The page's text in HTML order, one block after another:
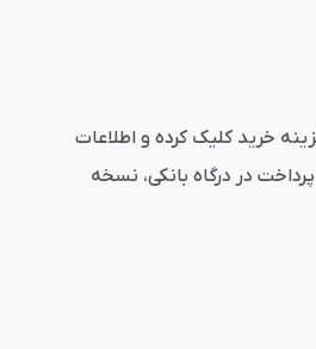
بر روی گزینه خرید کلیک کرده و اطلاعات
در درگاه بانکی، نسخه